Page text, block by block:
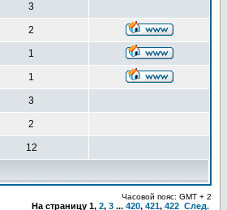
3
2
1
1
3
2
12
Часовой пояс: GMT + 2
На страницу 1, 2, 3 ... 420, 421, 422 След.